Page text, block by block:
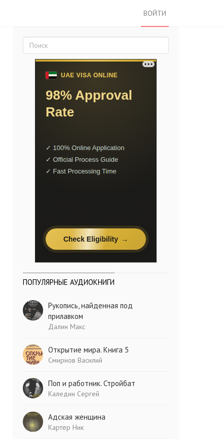
ВОЙТИ
ПОПУЛЯРНЫЕ АУДИОКНИГИ
Рукопись, найденная под
прилавком
Далин Макс
Открытие мира. Книга 5
Смирнов Василий
Поп и работник. Стройбат
Каледин Сергей
Адская женщина
Картер Ник